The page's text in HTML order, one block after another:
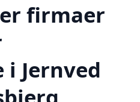
firmaer
i Jernved